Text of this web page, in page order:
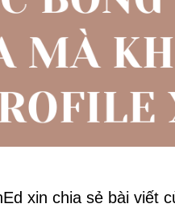
xin chia sẻ bài viết